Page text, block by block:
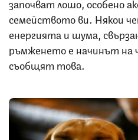
семейството ви. Някои
енергията и шума,
ръмженето е начинът на
съобщят това.